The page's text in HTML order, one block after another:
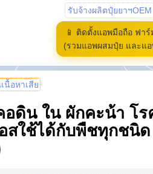
รับจ้างผลิตปุ๋ยยาฯOEM
📱 ติดตั้งแอพมือถือ ฟา
(รวมแอพผสมปุ๋ย และแ
นื้อหาเสีย
อดิน ใน ผักคะน้า โร
สใช้ได้กับพืชทุกชนิ